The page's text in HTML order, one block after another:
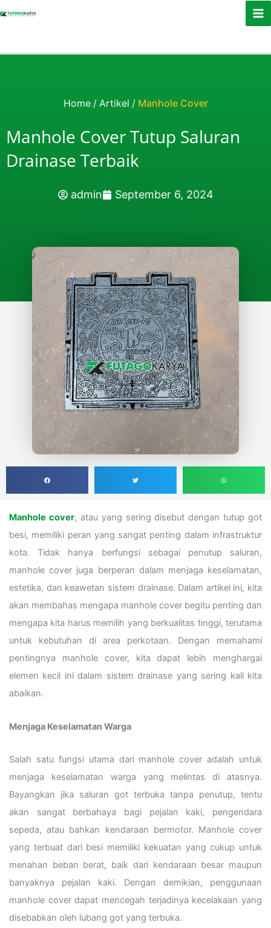
Home / Artikel / Manhole Cover
Manhole Cover Tutup Saluran
Drainase Terbaik
admin September 6, 2024
Manhole cover, atau yang sering disebut dengan tutup got
besi, memiliki peran yang sangat penting dalam infrastruktur
kota. Tidak hanya berfungsi sebagai penutup saluran,
manhole cover juga berperan dalam menjaga keselamatan,
estetika, dan keawetan sistem drainase. Dalam artikel ini, kita
akan membahas mengapa manhole cover begitu penting dan
mengapa kita harus memilih yang berkualitas tinggi, terutama
untuk kebutuhan di area perkotaan. Dengan memahami
pentingnya manhole cover, kita dapat lebih menghargai
elemen kecil ini dalam sistem drainase yang sering kali kita
abaikan.
Menjaga Keselamatan Warga
Salah satu fungsi utama dari manhole cover adalah untuk
menjaga keselamatan warga yang melintas di atasnya.
Bayangkan jika saluran got terbuka tanpa penutup, tentu
akan sangat berbahaya bagi pejalan kaki, pengendara
sepeda, atau bahkan kendaraan bermotor. Manhole cover
yang terbuat dari besi memiliki kekuatan yang cukup untuk
menahan beban berat, baik dari kendaraan besar maupun
banyaknya pejalan kaki. Dengan demikian, penggunaan
manhole cover dapat mencegah terjadinya kecelakaan yang
disebabkan oleh lubang got yang terbuka.